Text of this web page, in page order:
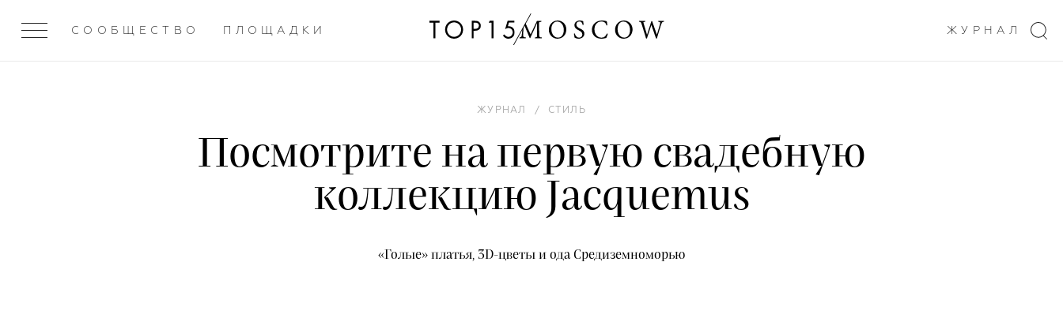
СООБЩЕСТВО ПЛОЩАДКИ ЖУРНАЛ
ЖУРНАЛ / СТИЛЬ
Посмотрите на первую свадебную
коллекцию Jacquemus
«Голые» платья, 3D-цветы и ода Средиземноморью